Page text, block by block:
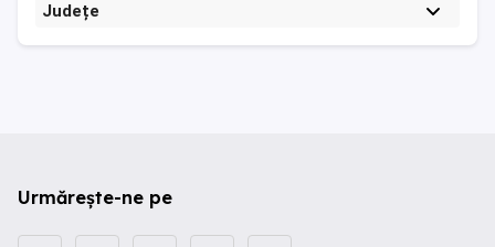
Județe
Urmărește-ne pe